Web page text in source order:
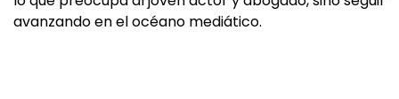
avanzando en el océano mediático.